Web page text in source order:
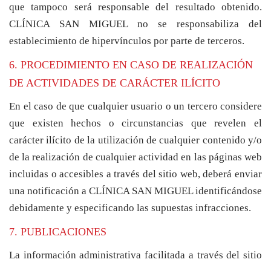
que tampoco será responsable del resultado obtenido.
CLÍNICA SAN MIGUEL no se responsabiliza del
establecimiento de hipervínculos por parte de terceros.
6. PROCEDIMIENTO EN CASO DE REALIZACIÓN
DE ACTIVIDADES DE CARÁCTER ILÍCITO
En el caso de que cualquier usuario o un tercero considere
que existen hechos o circunstancias que revelen el
carácter ilícito de la utilización de cualquier contenido y/o
de la realización de cualquier actividad en las páginas web
incluidas o accesibles a través del sitio web, deberá enviar
una notificación a CLÍNICA SAN MIGUEL identificándose
debidamente y especificando las supuestas infracciones.
7. PUBLICACIONES
La información administrativa facilitada a través del sitio